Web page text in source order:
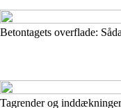
Betontagets overflade:
Tagrender og